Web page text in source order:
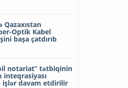
Qazaxıstan
Optik Kabel
başa çatdırıb
notariat” tətbiqinin
inteqrasiyası
işlər davam etdirilir